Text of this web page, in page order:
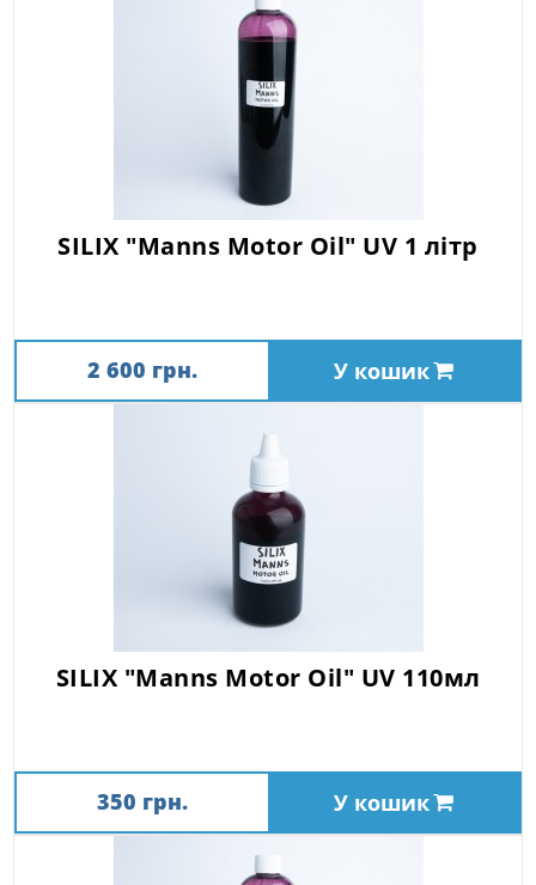
SILIX "Manns Motor Oil" UV 1 літр
2 600 грн. У кошик
SILIX "Manns Motor Oil" UV 110мл
350 грн. У кошик